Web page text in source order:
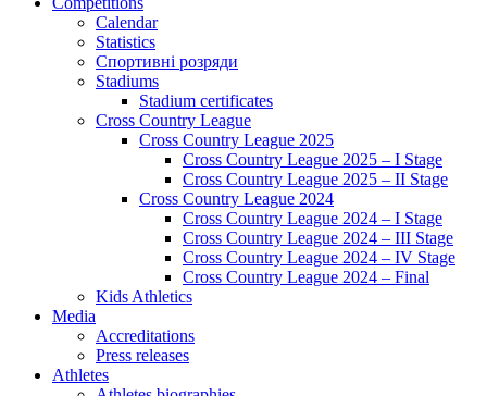
Calendar
Statistics
Спортивні розряди
Stadiums
Stadium certificates
Cross Country League
Cross Country League 2025
Cross Country League 2025 – I Stage
Cross Country League 2025 – II Stage
Cross Country League 2024
Cross Country League 2024 – I Stage
Cross Country League 2024 – III Stage
Cross Country League 2024 – IV Stage
Cross Country League 2024 – Final
Kids Athletics
Media
Accreditations
Press releases
Athletes